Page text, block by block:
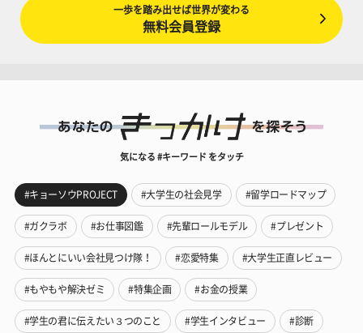
一歩を踏み出せば世界が変わる
無料会員登録
気になる #キーワード をタッチ
#キョーソウPROJECT #大学生の社会見学 #留学ロードマップ
#ガクラボ #お仕事図鑑 #先輩ロールモデル #プレゼント
#ほんとにいい会社見つけ隊！ #恋愛特集 #大学生正直レビュー
#もやもや解決ゼミ #特集企画 #お金の授業
#学生の君に伝えたい３つのこと #学生インタビュー #診断